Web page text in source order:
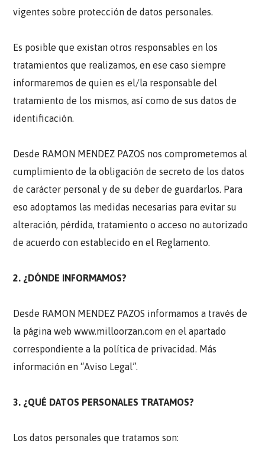
vigentes sobre protección de datos personales.
Es posible que existan otros responsables en los
tratamientos que realizamos, en ese caso siempre
informaremos de quien es el/la responsable del
tratamiento de los mismos, así como de sus datos de
identificación.
Desde RAMON MENDEZ PAZOS nos comprometemos al
cumplimiento de la obligación de secreto de los datos
de carácter personal y de su deber de guardarlos. Para
eso adoptamos las medidas necesarias para evitar su
alteración, pérdida, tratamiento o acceso no autorizado
de acuerdo con establecido en el Reglamento.
2. ¿DÓNDE INFORMAMOS?
Desde RAMON MENDEZ PAZOS informamos a través de
la página web www.milloorzan.com en el apartado
correspondiente a la política de privacidad. Más
información en “Aviso Legal”.
3. ¿QUÉ DATOS PERSONALES TRATAMOS?
Los datos personales que tratamos son: